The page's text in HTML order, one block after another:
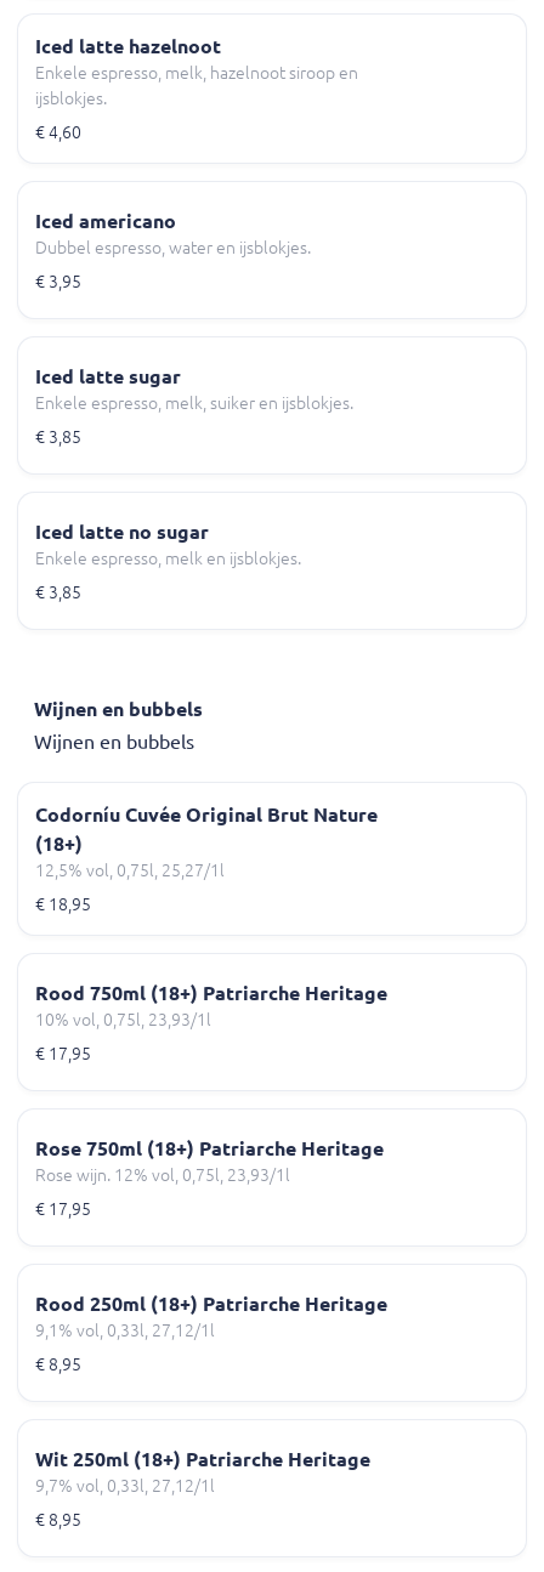
Iced latte hazelnoot
Enkele espresso, melk, hazelnoot siroop en
ijsblokjes.
€ 4,60
Iced americano
Dubbel espresso, water en ijsblokjes.
€ 3,95
Iced latte sugar
Enkele espresso, melk, suiker en ijsblokjes.
€ 3,85
Iced latte no sugar
Enkele espresso, melk en ijsblokjes.
€ 3,85
Wijnen en bubbels
Wijnen en bubbels
Codorníu Cuvée Original Brut Nature
(18+)
12,5% vol, 0,75l, 25,27/1l
€ 18,95
Rood 750ml (18+) Patriarche Heritage
10% vol, 0,75l, 23,93/1l
€ 17,95
Rose 750ml (18+) Patriarche Heritage
Rose wijn. 12% vol, 0,75l, 23,93/1l
€ 17,95
Rood 250ml (18+) Patriarche Heritage
9,1% vol, 0,33l, 27,12/1l
€ 8,95
Wit 250ml (18+) Patriarche Heritage
9,7% vol, 0,33l, 27,12/1l
€ 8,95